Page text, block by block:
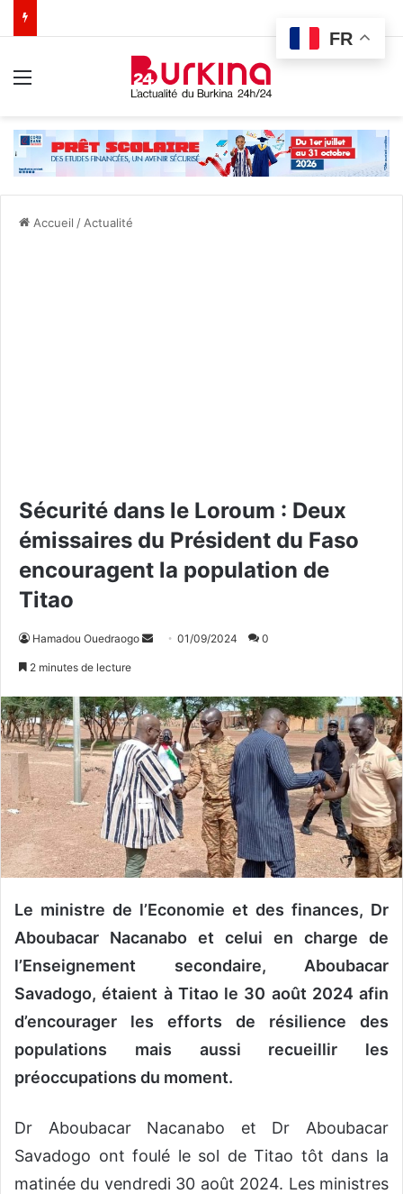
Accueil / Actualité
Sécurité dans le Loroum : Deux
émissaires du Président du Faso
encouragent la population de
Titao
Hamadou Ouedraogo
o
y
e
r
u
n
c
o
u
r
i
01/09/2024 0
2 minutes de lecture
Le ministre de l’Economie et des finances, Dr
Aboubacar Nacanabo et celui en charge de
l’Enseignement secondaire, Aboubacar
Savadogo, étaient à Titao le 30 août 2024 afin
d’encourager les efforts de résilience des
populations mais aussi recueillir les
préoccupations du moment.
Dr Aboubacar Nacanabo et Dr Aboubacar
Savadogo ont foulé le sol de Titao tôt dans la
matinée du vendredi 30 août 2024. Les ministres
FR